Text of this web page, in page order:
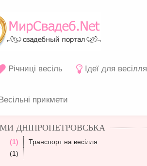
Річниці весіль Ідеї для весілля
прикмети
ДНІПРОПЕТРОВСЬКА
(1) Транспорт на весілля
(1)